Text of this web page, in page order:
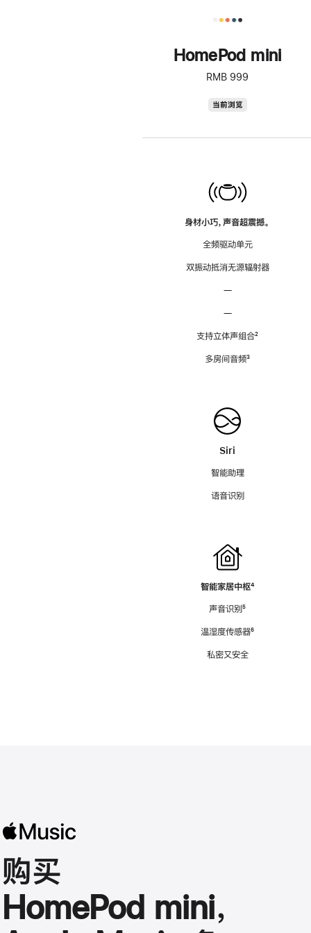
HomePod mini
RMB 999
当前浏览
身材小巧，声音超震撼。
全频驱动单元
双振动抵消无源辐射器
—
—
支持立体声组合脚
²
多房间音频脚
³
Siri
智能助理
语音识别
智能家居中枢脚
⁴
声音识别脚
⁵
温湿度传感器脚
⁶
私密又安全
购买
HomePod mini，